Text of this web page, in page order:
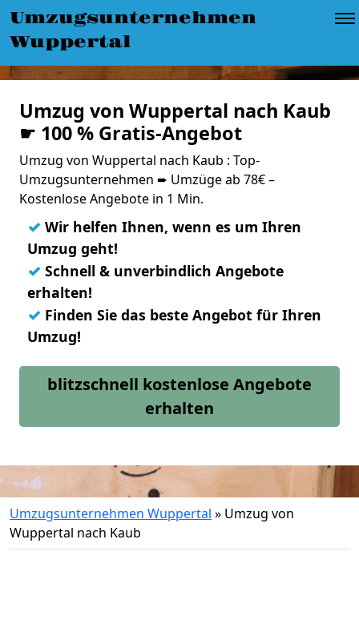
Umzugsunternehmen
Wuppertal
Umzug von Wuppertal nach Kaub
☛ 100 % Gratis-Angebot
Umzug von Wuppertal nach Kaub : Top-
Umzugsunternehmen ➨ Umzüge ab 78€ –
Kostenlose Angebote in 1 Min.
✓ Wir helfen Ihnen, wenn es um Ihren
Umzug geht!
✓ Schnell & unverbindlich Angebote
erhalten!
✓ Finden Sie das beste Angebot für Ihren
Umzug!
blitzschnell kostenlose Angebote
erhalten
Umzugsunternehmen Wuppertal » Umzug von
Wuppertal nach Kaub